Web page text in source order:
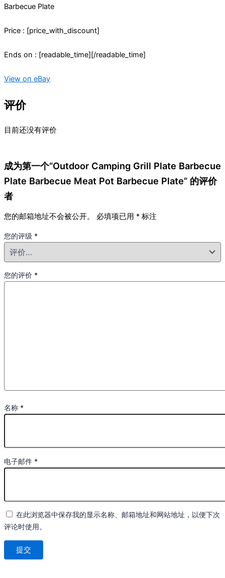
Barbecue Plate
Price : [price_with_discount]
Ends on : [readable_time][/readable_time]
View on eBay
评价
目前还没有评价
成为第一个“Outdoor Camping Grill Plate Barbecue
Plate Barbecue Meat Pot Barbecue Plate” 的评价
者
您的邮箱地址不会被公开。 必填项已用 * 标注
您的评级 *
您的评价 *
名称 *
电子邮件 *
在此浏览器中保存我的显示名称、邮箱地址和网站地址，以便下次
评论时使用。